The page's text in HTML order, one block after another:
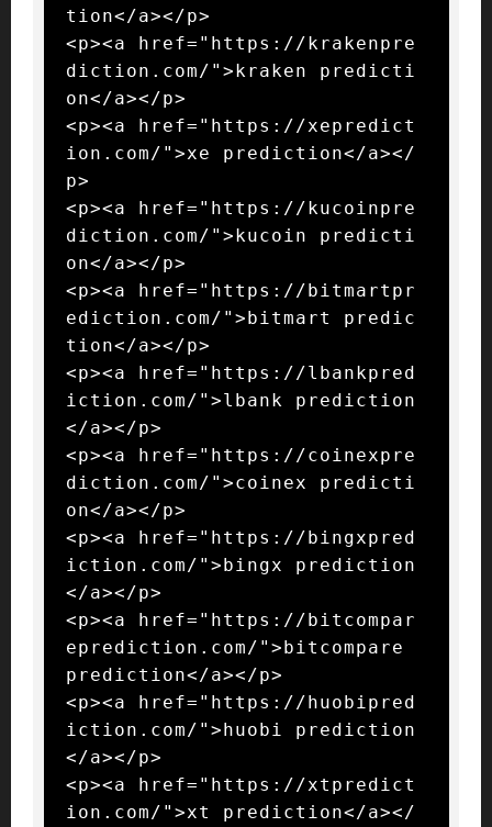
tion</a></p>
<p><a href="https://krakenpre
diction.com/">kraken predicti
on</a></p>
<p><a href="https://xepredict
ion.com/">xe prediction</a></
p>
<p><a href="https://kucoinpre
diction.com/">kucoin predicti
on</a></p>
<p><a href="https://bitmartpr
ediction.com/">bitmart predic
tion</a></p>
<p><a href="https://lbankpred
iction.com/">lbank prediction
</a></p>
<p><a href="https://coinexpre
diction.com/">coinex predicti
on</a></p>
<p><a href="https://bingxpred
iction.com/">bingx prediction
</a></p>
<p><a href="https://bitcompar
eprediction.com/">bitcompare
prediction</a></p>
<p><a href="https://huobipred
iction.com/">huobi prediction
</a></p>
<p><a href="https://xtpredict
ion.com/">xt prediction</a></